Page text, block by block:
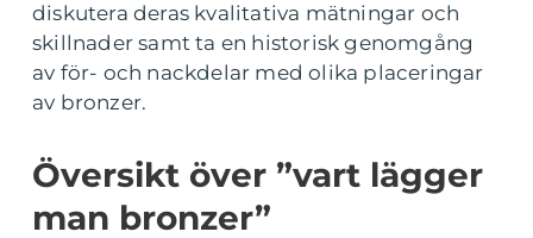
diskutera deras kvalitativa mätningar och
skillnader samt ta en historisk genomgång
av för- och nackdelar med olika placeringar
av bronzer.
Översikt över ”vart lägger
man bronzer”